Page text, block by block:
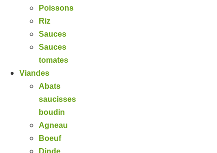
Poissons
Riz
Sauces
Sauces
tomates
Viandes
Abats
saucisses
boudin
Agneau
Boeuf